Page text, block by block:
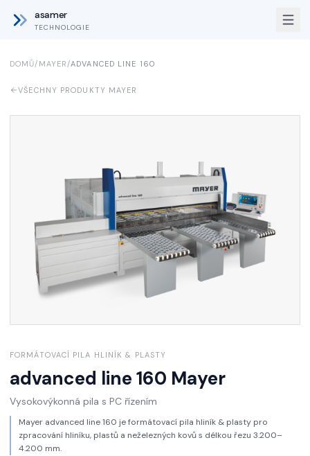
asamer
TECHNOLOGIE
DOMŮ/ MAYER/ADVANCED LINE 160
VŠECHNY PRODUKTY MAYER
FORMÁTOVACÍ PILA HLINÍK & PLASTY
advanced line 160 Mayer
Vysokovýkonná pila s PC řízením
Mayer advanced line 160 je formátovací pila hliník & plasty pro
zpracování hliníku, plastů a neželezných kovů s délkou řezu 3.200–
4.200 mm.